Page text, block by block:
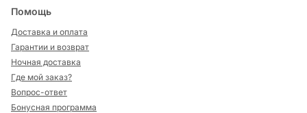
Помощь
Доставка и оплата
Гарантии и возврат
Ночная доставка
Где мой заказ?
Вопрос-ответ
Бонусная программа